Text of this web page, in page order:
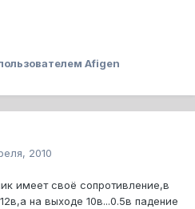
Afigen
2010
имеет своё сопротивление,в
на выходе 10в...0.5в падение